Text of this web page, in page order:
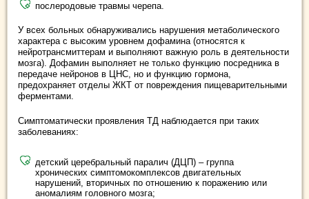
послеродовые травмы черепа.
У всех больных обнаруживались нарушения метаболического
характера с высоким уровнем дофамина (относятся к
нейротрансмиттерам и выполняют важную роль в деятельности
мозга). Дофамин выполняет не только функцию посредника в
передаче нейронов в ЦНС, но и функцию гормона,
предохраняет отделы ЖКТ от повреждения пищеварительными
ферментами.
Симптоматически проявления ТД наблюдается при таких
заболеваниях:
детский церебральный паралич (ДЦП) – группа
хронических симптомокомплексов двигательных
нарушений, вторичных по отношению к поражению или
аномалиям головного мозга;